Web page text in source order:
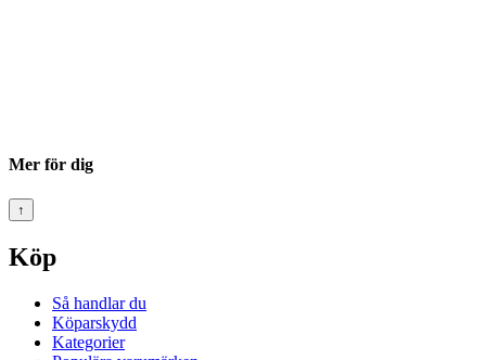
Mer för dig
↑
Köp
Så handlar du
Köparskydd
Kategorier